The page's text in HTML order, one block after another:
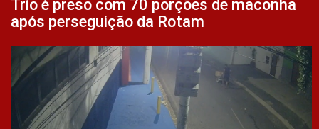
Trio é preso com 70 porções de maconha
após perseguição da Rotam